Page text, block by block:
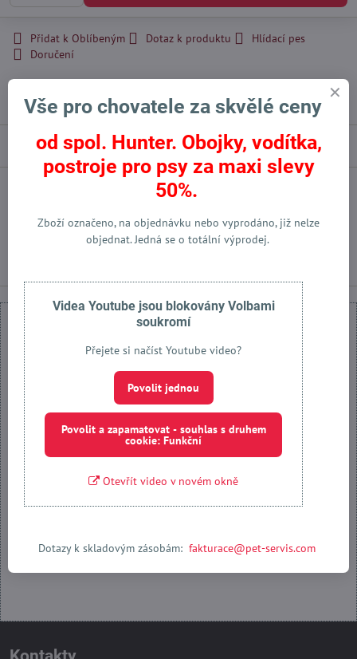
Přidat k Oblíbeným Dotaz k produktu
Hlídací pes
Doručení
Skladové číslo:91654
Výrobce:Hunter International - DE
Popis
Předchozí produkt Následující produkt
Externí obsah je blokován Volbami soukromí
Přejete si načíst externí obsah?
Povolit a zapamatovat - souhlas s druhem cookie: Funkční
Vše pro chovatele za skvělé ceny
od spol. Hunter. Obojky, vodítka,
postroje pro psy za maxi slevy
50%.
Zboží označeno, na objednávku nebo vyprodáno, již nelze
objednat. Jedná se o totální výprodej.
Videa Youtube jsou blokovány Volbami
soukromí
Přejete si načíst Youtube video?
Povolit jednou
Povolit a zapamatovat - souhlas s druhem
cookie: Funkční
Otevřít video v novém okně
Dotazy k skladovým zásobám:fakturace@pet-servis.com